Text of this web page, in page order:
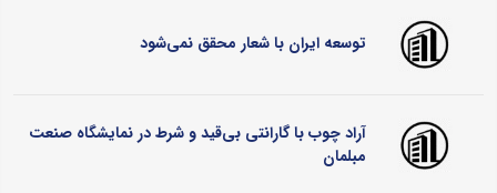
توسعه ایران با شعار محقق نمی‌شود
آراد چوب با گارانتی بی‌قید و شرط در نمایشگاه صنعت
مبلمان